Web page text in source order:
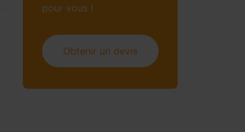
pour vous !
Obtenir un devis